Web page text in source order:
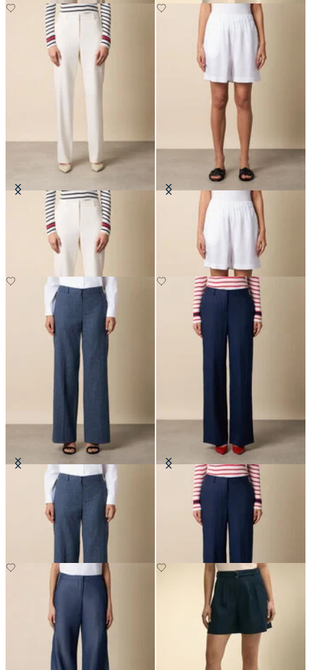
Pantaloni Dritti in Misto Lana
Bermuda in Lino
CHF 67.50
Pantaloni Wide Leg a Righe
CHF 222.50
Pantaloni Sartoriali Wide Leg in